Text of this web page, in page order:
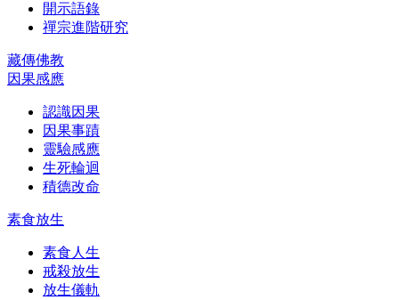
開示語錄
禪宗進階研究
藏傳佛教
因果感應
認識因果
因果事蹟
靈驗感應
生死輪迴
積德改命
素食放生
素食人生
戒殺放生
放生儀軌